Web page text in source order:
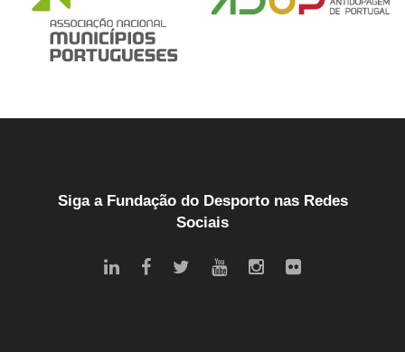
Siga a Fundação do Desporto nas Redes
Sociais